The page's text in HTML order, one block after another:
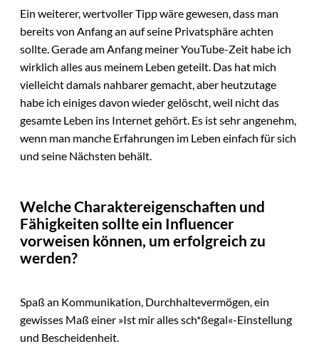
Ein weiterer, wertvoller Tipp wäre gewesen, dass man
bereits von Anfang an auf seine Privatsphäre achten
sollte. Gerade am Anfang meiner YouTube-Zeit habe ich
wirklich alles aus meinem Leben geteilt. Das hat mich
vielleicht damals nahbarer gemacht, aber heutzutage
habe ich einiges davon wieder gelöscht, weil nicht das
gesamte Leben ins Internet gehört. Es ist sehr angenehm,
wenn man manche Erfahrungen im Leben einfach für sich
und seine Nächsten behält.
Welche Charaktereigenschaften und
Fähigkeiten sollte ein Influencer
vorweisen können, um erfolgreich zu
werden?
Spaß an Kommunikation, Durchhaltevermögen, ein
gewisses Maß einer »Ist mir alles sch*ßegal«-Einstellung
und Bescheidenheit.